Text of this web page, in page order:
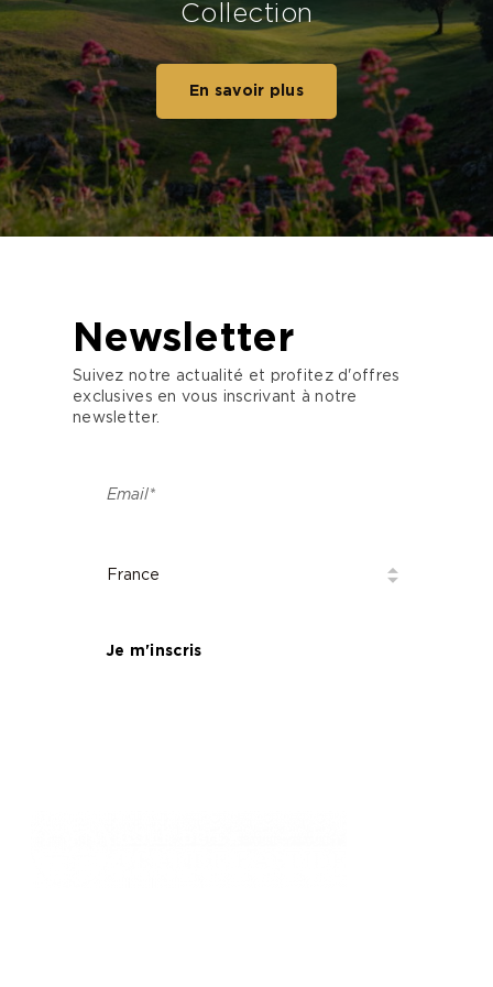
Collection
En savoir plus
Newsletter
Suivez notre actualité et profitez d'offres
exclusives en vous inscrivant à notre
newsletter.
Je m'inscris